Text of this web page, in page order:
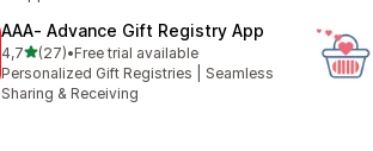
AAA‑ Advance Gift Registry App
4,75 yıldız üzerinden
(27)
toplam 27 değerlendirme
•Free trial available
Personalized Gift Registries | Seamless
Sharing & Receiving